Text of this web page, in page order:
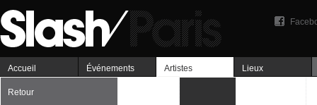
Accueil Événements Artistes Lieux
Retour